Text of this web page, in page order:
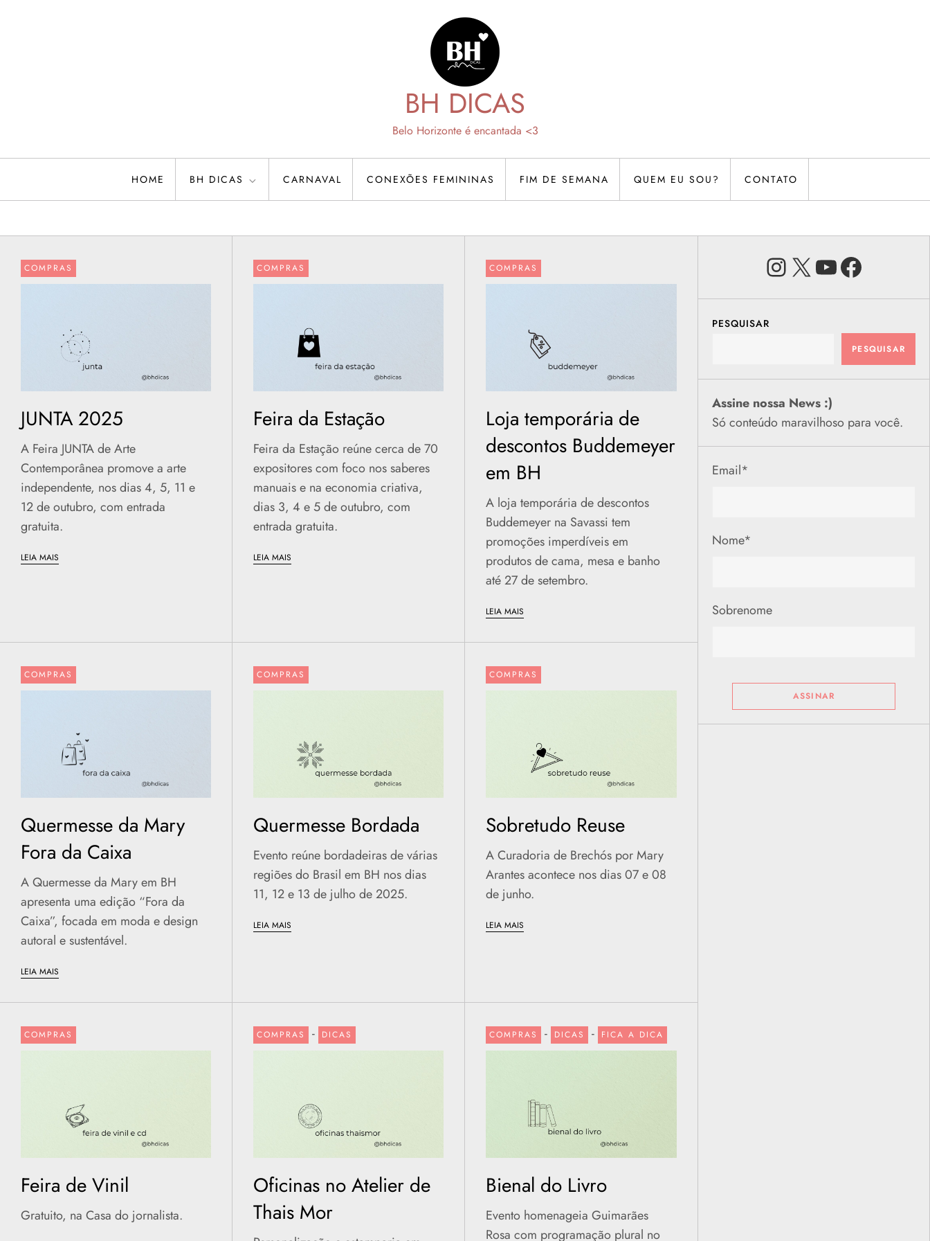
BH DICAS
Belo Horizonte é encantada <3
HOME BH DICAS CARNAVAL CONEXÕES FEMININAS FIM DE SEMANA QUEM EU SOU? CONTATO
COMPRAS
JUNTA 2025
A Feira JUNTA de Arte
Contemporânea promove a arte
independente, nos dias 4, 5, 11 e
12 de outubro, com entrada
gratuita.
LEIA MAIS
COMPRAS
Feira da Estação
Feira da Estação reúne cerca de 70
expositores com foco nos saberes
manuais e na economia criativa,
dias 3, 4 e 5 de outubro, com
entrada gratuita.
LEIA MAIS
COMPRAS
Loja temporária de
descontos Buddemeyer
em BH
A loja temporária de descontos
Buddemeyer na Savassi tem
promoções imperdíveis em
produtos de cama, mesa e banho
até 27 de setembro.
LEIA MAIS
COMPRAS
Quermesse da Mary
Fora da Caixa
A Quermesse da Mary em BH
apresenta uma edição “Fora da
Caixa”, focada em moda e design
autoral e sustentável.
LEIA MAIS
COMPRAS
Quermesse Bordada
Evento reúne bordadeiras de várias
regiões do Brasil em BH nos dias
11, 12 e 13 de julho de 2025.
LEIA MAIS
COMPRAS
Sobretudo Reuse
A Curadoria de Brechós por Mary
Arantes acontece nos dias 07 e 08
de junho.
LEIA MAIS
COMPRAS
Feira de Vinil
Gratuito, na Casa do jornalista.
COMPRAS - DICAS
Oficinas no Atelier de
Thais Mor
COMPRAS - DICAS - FICA A DICA
Bienal do Livro
Evento homenageia Guimarães
Rosa com programação plural no
Instagram
X Youtube
PESQUISAR
PESQUISAR
Assine nossa News :)
Só conteúdo maravilhoso para você.
Email*
Nome*
Sobrenome